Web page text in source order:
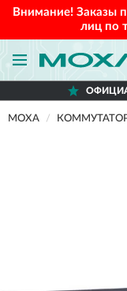
Внимание! Заказы
лиц по
MOXA